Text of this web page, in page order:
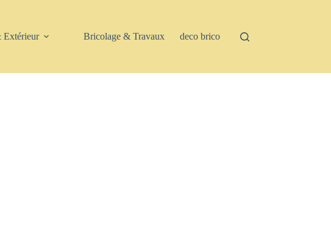
Extérieur Bricolage & Travaux deco brico